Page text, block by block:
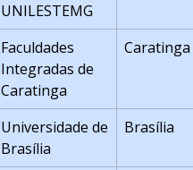
UNILESTEMG
Faculdades
Integradas de
Caratinga
Caratinga
Universidade de
Brasília
Brasília